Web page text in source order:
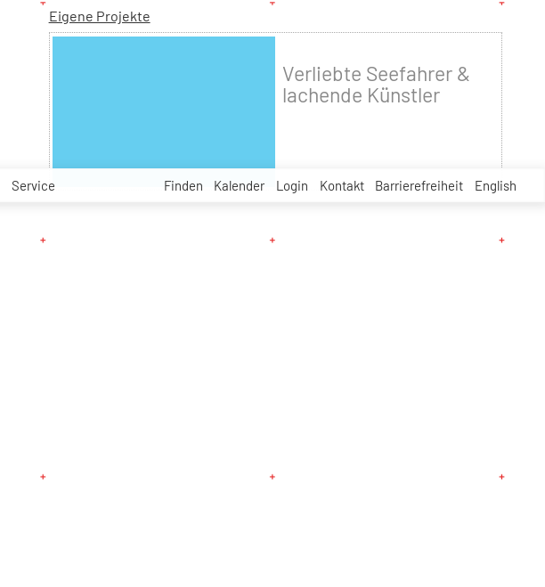
Service Finden Kalender Login Kontakt Barrierefreiheit English
Eigene Projekte
Verliebte Seefahrer &
lachende Künstler